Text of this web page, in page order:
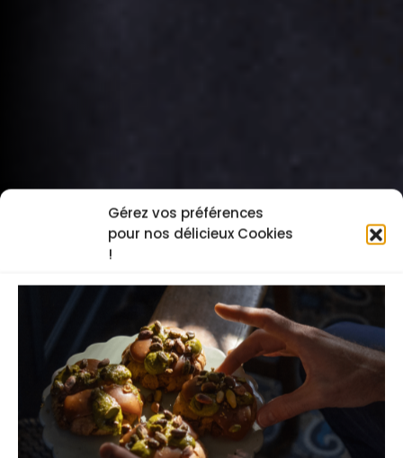
Gérez vos préférences
pour nos délicieux Cookies
!